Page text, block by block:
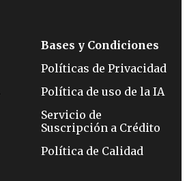
Bases y Condiciones
Políticas de Privacidad
Política de uso de la IA
Servicio de
Suscripción a Crédito
Política de Calidad